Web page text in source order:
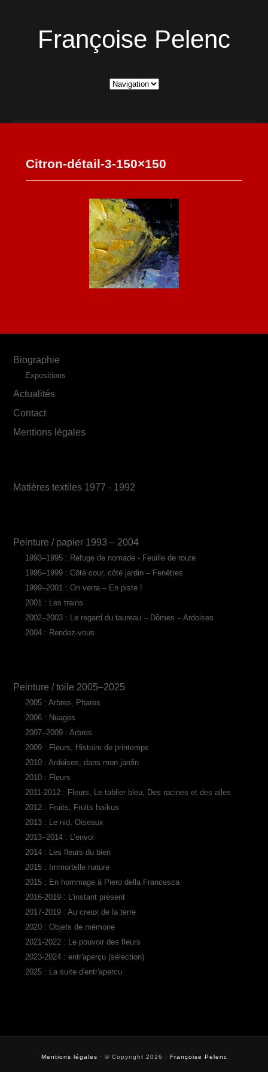
Françoise Pelenc
Citron-détail-3-150×150
Biographie
Expositions
Actualités
Contact
Mentions légales
Matières textiles 1977 - 1992
Peinture / papier 1993 – 2004
1993–1995 : Refuge de nomade - Feuille de route
1995–1999 : Côté cour, côté jardin – Fenêtres
1999–2001 : On verra – En piste !
2001 : Les trains
2002–2003 : Le regard du taureau – Dômes – Ardoises
2004 : Rendez-vous
Peinture / toile 2005–2025
2005 : Arbres, Phares
2006 : Nuages
2007–2009 : Arbres
2009 : Fleurs, Histoire de printemps
2010 : Ardoises, dans mon jardin
2010 : Fleurs
2011-2012 : Fleurs, Le tablier bleu, Des racines et des ailes
2012 : Fruits, Fruits haïkus
2013 : Le nid, Oiseaux
2013–2014 : L’envol
2014 : Les fleurs du bien
2015 : Immortelle nature
2015 : En hommage à Piero della Francesca
2016-2019 : L'instant présent
2017-2019 : Au creux de la terre
2020 : Objets de mémoire
2021-2022 : Le pouvoir des fleurs
2023-2024 : entr'aperçu (sélection)
2025 : La suite d'entr'apercu
Mentions légales · © Copyright 2026 · Françoise Pelenc